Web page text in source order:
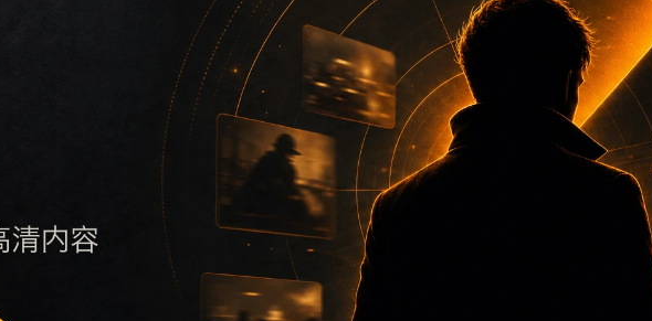
4围绕网红情侣黑料不打烊和翻车事件展开，适合移动端用户在短时间内理解页面
、摘要、栏目和图片说明一致，减少无关词堆砌，避免同一批页面出现高度重复
新范围，随后通过栏目入口继续浏览同类内容。因此本页保留面包屑、同类推荐
制在三次以内。后续更新会围绕翻车事件持续补充新内容，每次新增保持少量、